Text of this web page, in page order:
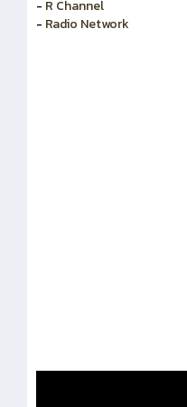
- R Channel
- Radio Network